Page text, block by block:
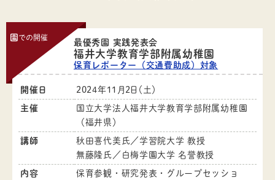
園での開催
最優秀園 実践発表会
福井大学教育学部附属幼稚園
保育レポーター（交通費助成）対象
開催日 2024年11月2日（土）
主催
国立大学法人福井大学教育学部附属幼稚園
（福井県）
講師
秋田喜代美氏／学習院大学 教授
無藤隆氏／白梅学園大学 名誉教授
内容
保育参観・研究発表・グループセッショ